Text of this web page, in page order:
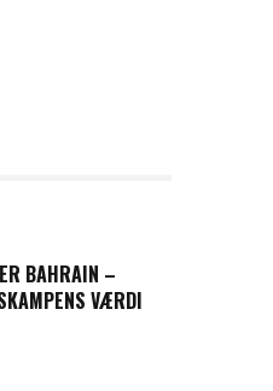
BAHRAIN –
VÆRDI